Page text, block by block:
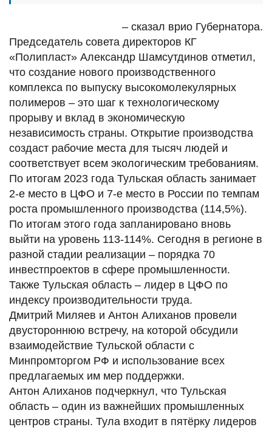
– сказал врио Губернатора.
Председатель совета директоров КГ
«Полипласт» Александр Шамсутдинов отметил,
что создание нового производственного
комплекса по выпуску высокомолекулярных
полимеров – это шаг к технологическому
прорыву и вклад в экономическую
независимость страны. Открытие производства
создаст рабочие места для тысяч людей и
соответствует всем экологическим требованиям.
По итогам 2023 года Тульская область занимает
2-е место в ЦФО и 7-е место в России по темпам
роста промышленного производства (114,5%).
По итогам этого года запланировано вновь
выйти на уровень 113-114%. Сегодня в регионе в
разной стадии реализации – порядка 70
инвестпроектов в сфере промышленности.
Также Тульская область – лидер в ЦФО по
индексу производительности труда.
Дмитрий Миляев и Антон Алиханов провели
двустороннюю встречу, на которой обсудили
взаимодействие Тульской области с
Минпромторгом РФ и использование всех
предлагаемых им мер поддержки.
Антон Алиханов подчеркнул, что Тульская
область – один из важнейших промышленных
центров страны. Тула входит в пятёрку лидеров